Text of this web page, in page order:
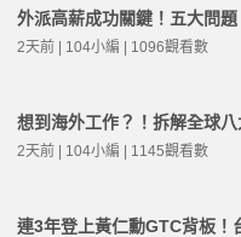
外派高薪成功關鍵！五大問
2天前 | 104小編 | 1096觀看數
想到海外工作？！拆解全球
2天前 | 104小編 | 1145觀看數
連3年登上黃仁勳GTC背板！